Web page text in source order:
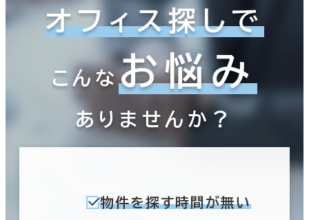
オフィス探しで
こんなお悩み
ありませんか？
物件を探す時間が無い